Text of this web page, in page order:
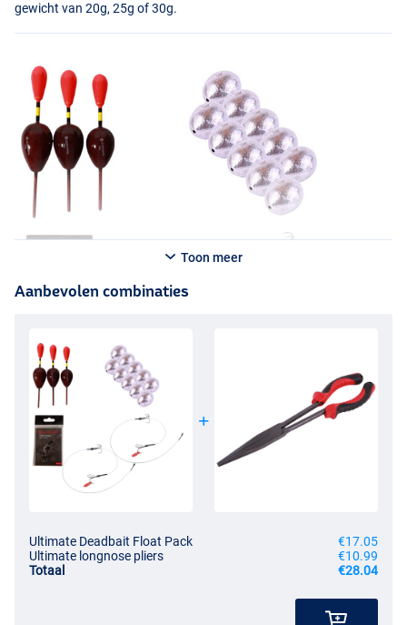
gewicht van 20g, 25g of 30g.
Toon meer
Aanbevolen combinaties
Ultimate Deadbait Float Pack
€17.05
Ultimate longnose pliers
€10.99
Totaal
€28.04